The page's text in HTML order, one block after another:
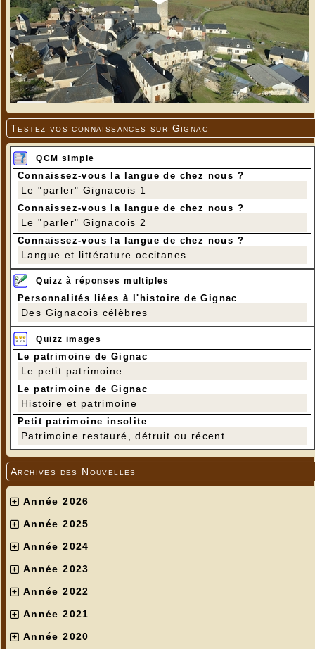
Testez vos connaissances sur Gignac
QCM simple
Connaissez-vous la langue de chez nous ?
Le "parler" Gignacois 1
Connaissez-vous la langue de chez nous ?
Le "parler" Gignacois 2
Connaissez-vous la langue de chez nous ?
Langue et littérature occitanes
Quizz à réponses multiples
Personnalités liées à l'histoire de Gignac
Des Gignacois célèbres
Quizz images
Le patrimoine de Gignac
Le petit patrimoine
Le patrimoine de Gignac
Histoire et patrimoine
Petit patrimoine insolite
Patrimoine restauré, détruit ou récent
Archives des Nouvelles
Année 2026
Année 2025
Année 2024
Année 2023
Année 2022
Année 2021
Année 2020